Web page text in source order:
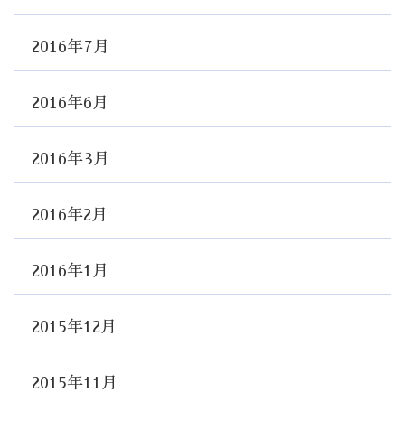
2016年7月
2016年6月
2016年3月
2016年2月
2016年1月
2015年12月
2015年11月